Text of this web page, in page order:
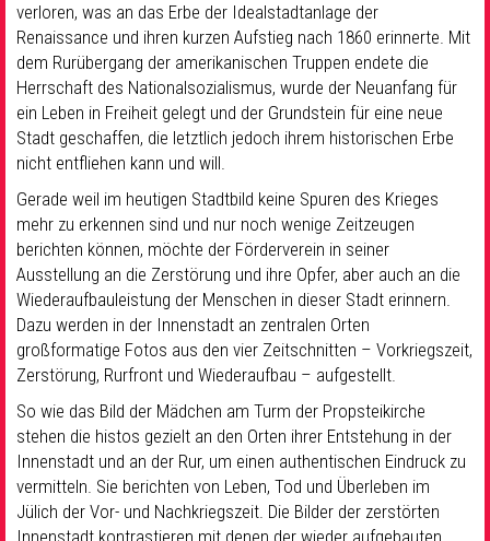
verloren, was an das Erbe der Idealstadtanlage der
Renaissance und ihren kurzen Aufstieg nach 1860 erinnerte. Mit
dem Rurübergang der amerikanischen Truppen endete die
Herrschaft des Nationalsozialismus, wurde der Neuanfang für
ein Leben in Freiheit gelegt und der Grundstein für eine neue
Stadt geschaffen, die letztlich jedoch ihrem historischen Erbe
nicht entfliehen kann und will.
Gerade weil im heutigen Stadtbild keine Spuren des Krieges
mehr zu erkennen sind und nur noch wenige Zeitzeugen
berichten können, möchte der Förderverein in seiner
Ausstellung an die Zerstörung und ihre Opfer, aber auch an die
Wiederaufbauleistung der Menschen in dieser Stadt erinnern.
Dazu werden in der Innenstadt an zentralen Orten
großformatige Fotos aus den vier Zeitschnitten – Vorkriegszeit,
Zerstörung, Rurfront und Wiederaufbau – aufgestellt.
So wie das Bild der Mädchen am Turm der Propsteikirche
stehen die histos gezielt an den Orten ihrer Entstehung in der
Innenstadt und an der Rur, um einen authentischen Eindruck zu
vermitteln. Sie berichten von Leben, Tod und Überleben im
Jülich der Vor- und Nachkriegszeit. Die Bilder der zerstörten
Innenstadt kontrastieren mit denen der wieder aufgebauten